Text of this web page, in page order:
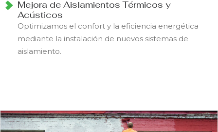
Mejora de Aislamientos Térmicos y
Acústicos
Optimizamos el confort y la eficiencia energética
mediante la instalación de nuevos sistemas de
aislamiento.